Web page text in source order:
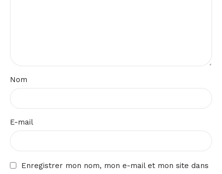
Nom
E-mail
Enregistrer mon nom, mon e-mail et mon site dans